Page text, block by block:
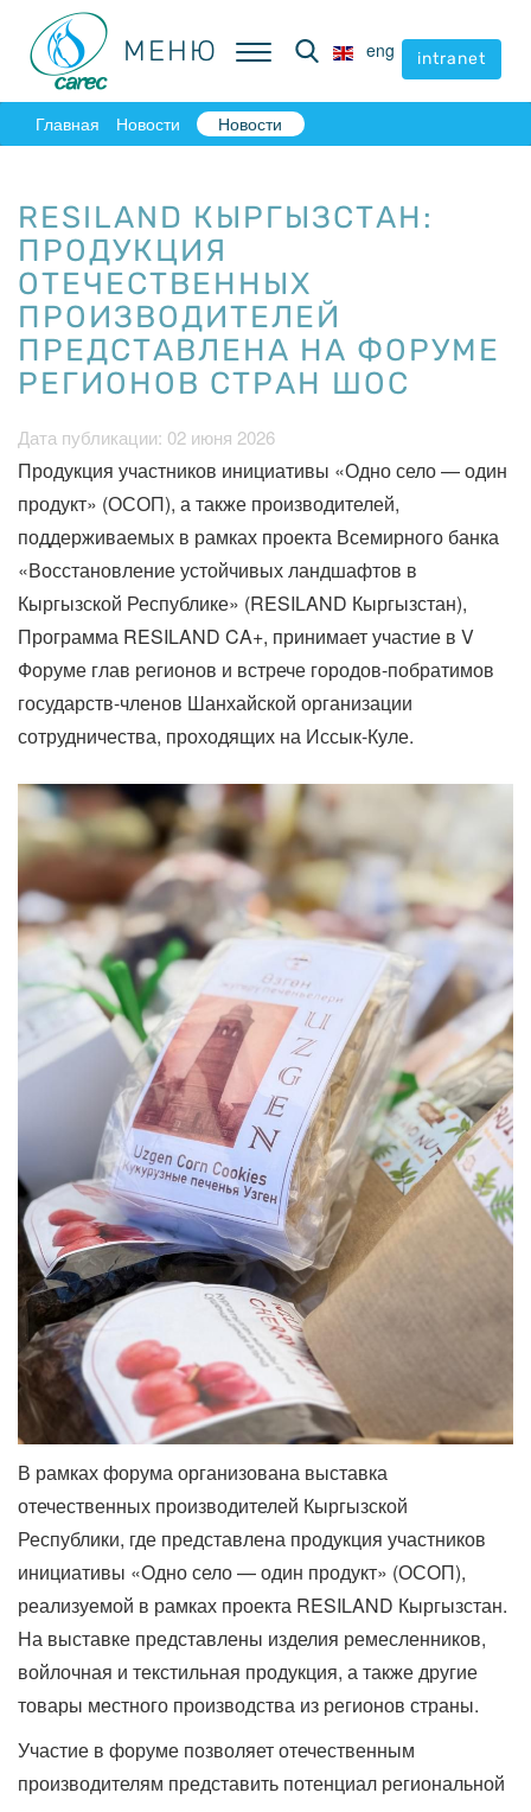
МЕНЮ eng intranet
МЕНЮ eng intranet
Главная Новости Новости
RESILAND КЫРГЫЗСТАН:
ПРОДУКЦИЯ
ОТЕЧЕСТВЕННЫХ
ПРОИЗВОДИТЕЛЕЙ
ПРЕДСТАВЛЕНА НА ФОРУМЕ
РЕГИОНОВ СТРАН ШОС
Дата публикации: 02 июня 2026
Продукция участников инициативы «Одно село — один
продукт» (ОСОП), а также производителей,
поддерживаемых в рамках проекта Всемирного банка
«Восстановление устойчивых ландшафтов в
Кыргызской Республике» (RESILAND Кыргызстан),
Программа RESILAND CA+, принимает участие в V
Форуме глав регионов и встрече городов-побратимов
государств-членов Шанхайской организации
сотрудничества, проходящих на Иссык-Куле.
В рамках форума организована выставка
отечественных производителей Кыргызской
Республики, где представлена продукция участников
инициативы «Одно село — один продукт» (ОСОП),
реализуемой в рамках проекта RESILAND Кыргызстан.
На выставке представлены изделия ремесленников,
войлочная и текстильная продукция, а также другие
товары местного производства из регионов страны.
Участие в форуме позволяет отечественным
производителям представить потенциал региональной